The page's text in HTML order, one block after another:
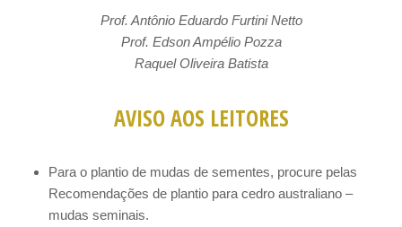
Prof. Antônio Eduardo Furtini Netto
Prof. Edson Ampélio Pozza
Raquel Oliveira Batista
AVISO AOS LEITORES
Para o plantio de mudas de sementes, procure pelas
Recomendações de plantio para cedro australiano –
mudas seminais.